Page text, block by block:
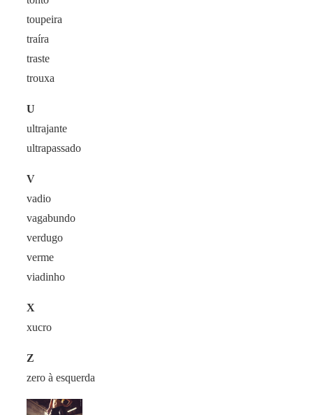
toupeira
traíra
traste
trouxa
U
ultrajante
ultrapassado
V
vadio
vagabundo
verdugo
verme
viadinho
X
xucro
Z
zero à esquerda